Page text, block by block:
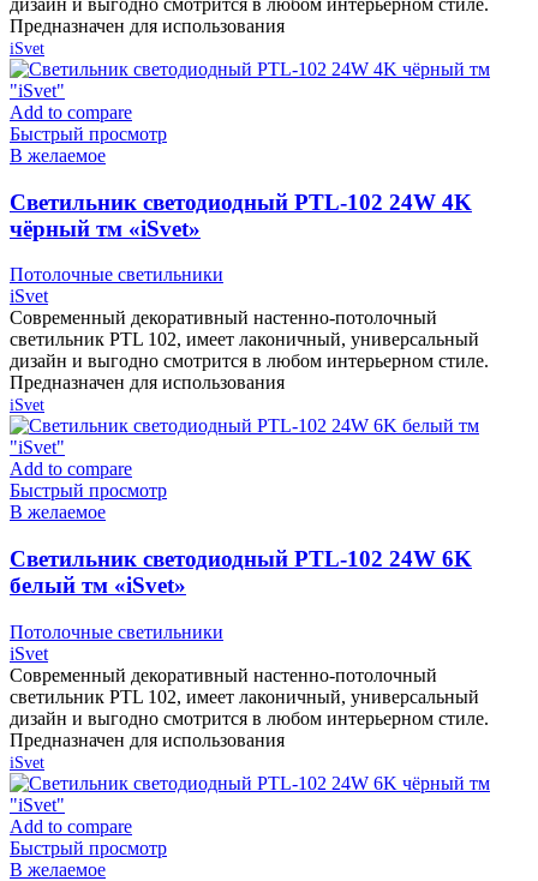
дизайн и выгодно смотрится в любом интерьерном стиле.
Предназначен для использования
iSvet
Add to compare
Быстрый просмотр
В желаемое
Cветильник светодиодный PTL-102 24W 4K
чёрный тм «iSvet»
Потолочные светильники
iSvet
Современный декоративный настенно-потолочный
светильник PTL 102, имеет лаконичный, универсальный
дизайн и выгодно смотрится в любом интерьерном стиле.
Предназначен для использования
iSvet
Add to compare
Быстрый просмотр
В желаемое
Cветильник светодиодный PTL-102 24W 6K
белый тм «iSvet»
Потолочные светильники
iSvet
Современный декоративный настенно-потолочный
светильник PTL 102, имеет лаконичный, универсальный
дизайн и выгодно смотрится в любом интерьерном стиле.
Предназначен для использования
iSvet
Add to compare
Быстрый просмотр
В желаемое